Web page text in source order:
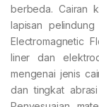
berbeda. Cairan
lapisan
Electromagnetic
liner dan
mengenai jenis
dan tingkat